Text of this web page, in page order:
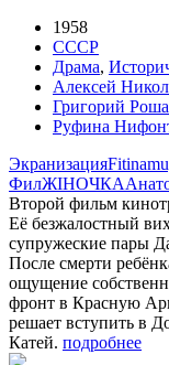
1958
СССР
Драма,
Алексей
Григорий
Руфина
Экранизация
ФилЖIНОЧКА
Второй фильм
Её безжалостный
супружеские пары
После смерти
ощущение
фронт в Красную
решает вступить в
Катей. подробнее